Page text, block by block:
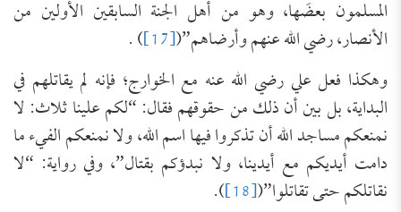
المسلمون بعضَها، وهو من أهل الجنة السابقين الأولين من
الأنصار، رضي الله عنهم وأرضاهم”([17]
) .
وهكذا فعل علي رضي الله عنه مع الخوارج؛ فإنه لم يقاتلهم في
البداية، بل بين أن ذلك من حقوقهم فقال: “لكم علينا ثلاث: لا
نمنعكم مساجد الله أن تذكروا فيها اسم الله، ولا نمنعكم الفيء ما
دامت أيديكم مع أيدينا، ولا نبدؤكم بقتال”، وفي رواية: “لا
نقاتلكم حتى تقاتلوا”([18]
).